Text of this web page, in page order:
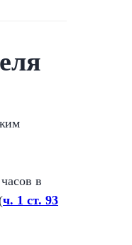
в
ч. 1 ст. 93